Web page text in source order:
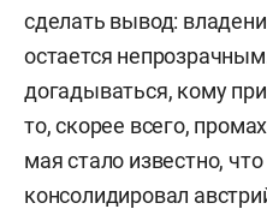
сделать вывод:
остается
догадываться, кому
то, скорее всего,
мая стало известно,
консолидировал